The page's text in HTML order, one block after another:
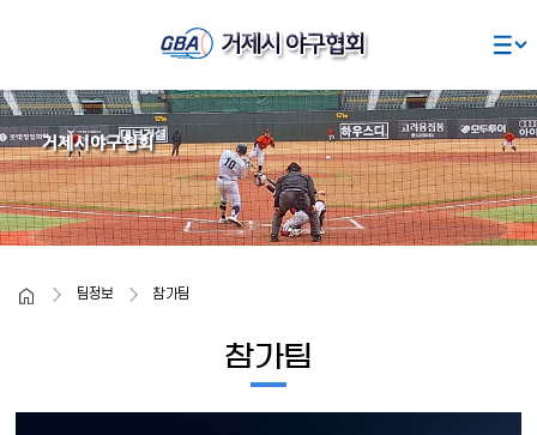
Home 팀정보 참가팀
참가팀